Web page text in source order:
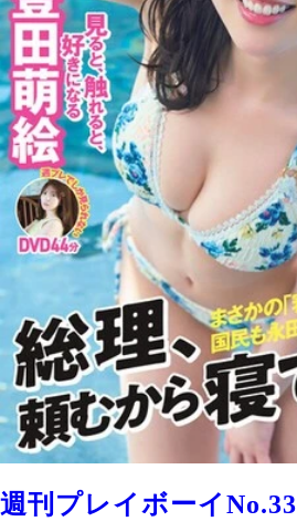
週刊プレイボーイNo.33